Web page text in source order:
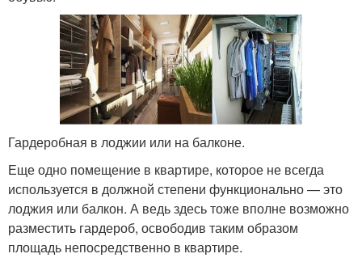
Гардеробная в лоджии или на балконе.
Еще одно помещение в квартире, которое не всегда
используется в должной степени функционально — это
лоджия или балкон. А ведь здесь тоже вполне возможно
разместить гардероб, освободив таким образом
площадь непосредственно в квартире.